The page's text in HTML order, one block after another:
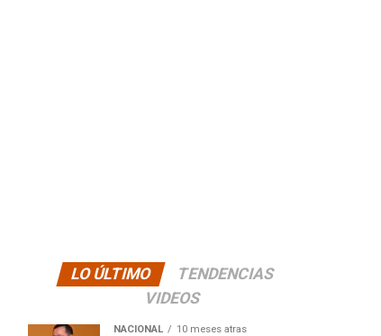
LO ÚLTIMO
TENDENCIAS
VIDEOS
NACIONAL 10 meses atras